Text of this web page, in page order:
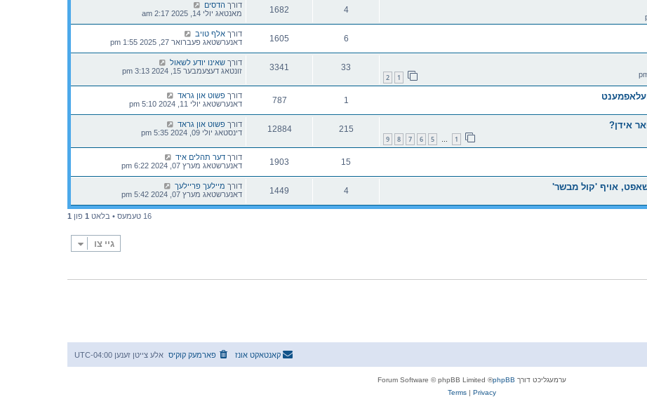
4
1682 דורך הדסים
מאנטאג יולי 14, 2025 2:17 am
6
1605 דורך אלף טויב
דאנערשטאג פעברואר 27, 2025 1:55 pm
1
2
33
3341 דורך שאינו יודע לשאול
זונטאג דעצעמבער 15, 2024 3:13 pm
1
787 דורך פשוט און גראד
דאנערשטאג יולי 11, 2024 5:10 pm
אידן?
1
…
5
6
7
8
9
215
12884 דורך פשוט און גראד
דינסטאג יולי 09, 2024 5:35 pm
15
1903 דורך דער תהלים איד
דאנערשטאג מערץ 07, 2024 6:22 pm
אויף 'קול מבשר' 4
1449 דורך מיילעך פריילעך
דאנערשטאג מערץ 07, 2024 5:42 pm
16 טעמעס • בלאט 1 פון 1
גיי צו
אלע צייטן זענען UTC-04:00 פארמעק קוקיס קאנטאקט אונז
ערמעגליכט דורך phpBB
® Forum Software © phpBB Limited
Privacy
|
Terms